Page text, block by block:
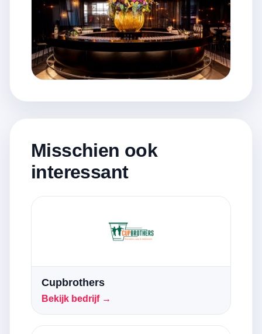
Misschien ook
interessant
Cupbrothers
Bekijk bedrijf →